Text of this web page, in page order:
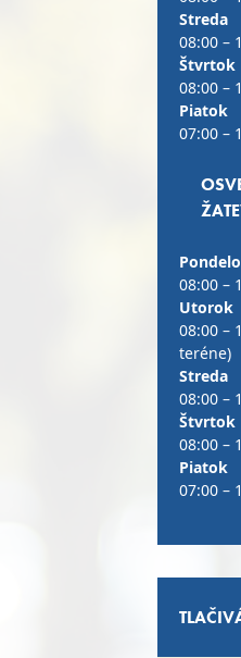
Streda
08:00 –
Štvrtok
08:00 –
Piatok
07:00 –
08:00 –
Utorok
08:00 –
teréne)
Streda
08:00 –
Štvrtok
08:00 –
Piatok
07:00 –